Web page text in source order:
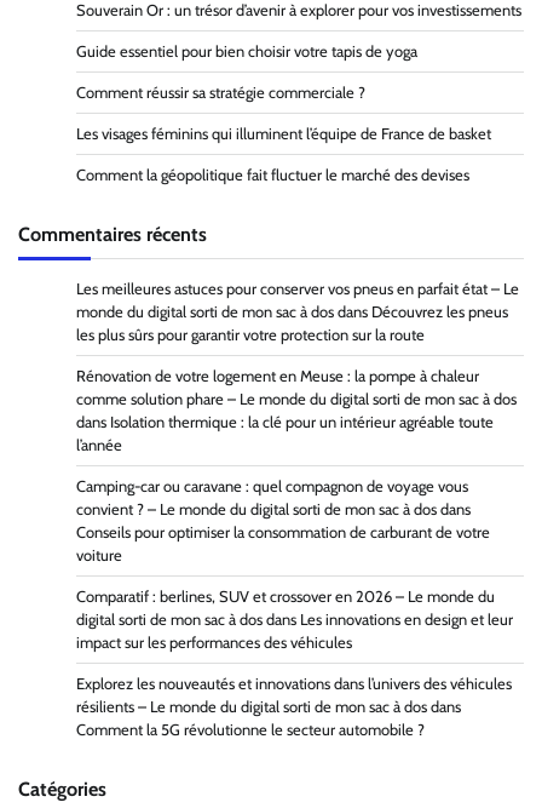
Souverain Or : un trésor d’avenir à explorer pour vos investissements
Guide essentiel pour bien choisir votre tapis de yoga
Comment réussir sa stratégie commerciale ?
Les visages féminins qui illuminent l’équipe de France de basket
Comment la géopolitique fait fluctuer le marché des devises
Commentaires récents
Les meilleures astuces pour conserver vos pneus en parfait état – Le
monde du digital sorti de mon sac à dos dans Découvrez les pneus
les plus sûrs pour garantir votre protection sur la route
Rénovation de votre logement en Meuse : la pompe à chaleur
comme solution phare – Le monde du digital sorti de mon sac à dos
dans Isolation thermique : la clé pour un intérieur agréable toute
l’année
Camping-car ou caravane : quel compagnon de voyage vous
convient ? – Le monde du digital sorti de mon sac à dos dans
Conseils pour optimiser la consommation de carburant de votre
voiture
Comparatif : berlines, SUV et crossover en 2026 – Le monde du
digital sorti de mon sac à dos dans Les innovations en design et leur
impact sur les performances des véhicules
Explorez les nouveautés et innovations dans l’univers des véhicules
résilients – Le monde du digital sorti de mon sac à dos dans
Comment la 5G révolutionne le secteur automobile ?
Catégories